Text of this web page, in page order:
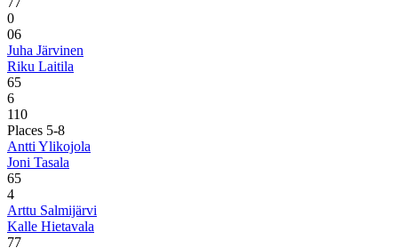
0
06
Juha Järvinen
Riku Laitila
65
6
110
Places 5-8
Antti Ylikojola
Joni Tasala
65
4
Arttu Salmijärvi
Kalle Hietavala
77